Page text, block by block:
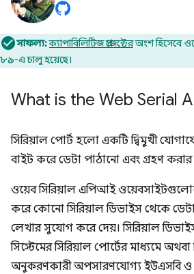
সাফল্য:ক্যাপাবিলিটিজ প্রজেক্টেরঅংশ হিসেবে
৮৯-এ চালু হয়েছে।
What is the Web Serial
সিরিয়াল পোর্ট হলো একটি দ্বিমুখী
বাইট করে ডেটা পাঠানো এবং গ্রহণ
ওয়েব সিরিয়াল এপিআই
করে কোনো সিরিয়াল ডিভাইস থেকে
লেখার সুযোগ করে দেয়। সিরিয়াল
সিস্টেমের সিরিয়াল পোর্টের মাধ্যমে অথবা
অনুকরণকারী অপসারণযোগ্য ইউএসবি ও